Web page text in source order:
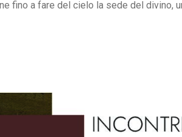
fino a fare del cielo la sede del divino,